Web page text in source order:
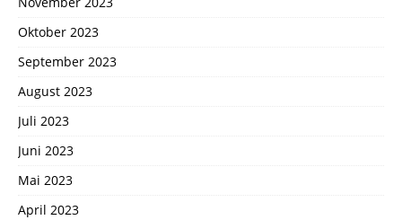
Oktober 2023
September 2023
August 2023
Juli 2023
Juni 2023
Mai 2023
April 2023